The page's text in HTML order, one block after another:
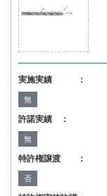
実施実績 ：
無
許諾実績 ：
無
特許権譲渡 ：
否